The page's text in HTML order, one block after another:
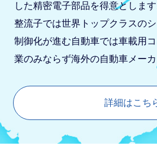
した精密電子部品を得意としま
整流子では世界トップクラスの
制御化が進む自動車では車載用
業のみならず海外の自動車メー
詳細はこち